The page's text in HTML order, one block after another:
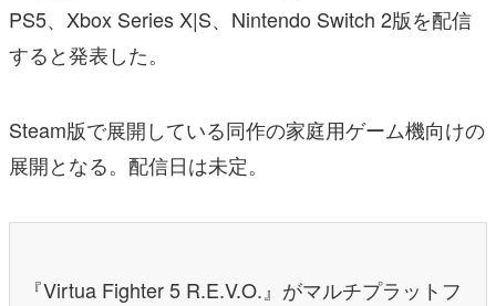
電ファミニコゲーマーとは？
運営：株式会社マレ
PS5、Xbox Series X|S、Nintendo Switch 2版を配信
すると発表した。
Steam版で展開している同作の家庭用ゲーム機向けの
展開となる。配信日は未定。
『Virtua Fighter 5 R.E.V.O.』がマルチプラットフ